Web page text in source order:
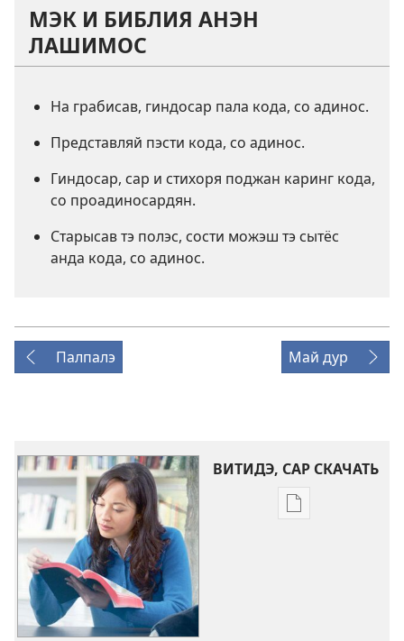
МЭК И БИБЛИЯ АНЭН
ЛАШИМОС
На грабисав, гиндосар пала кода, со адинос.
Представляй пэсти кода, со адинос.
Гиндосар, сар и стихоря поджан каринг кода,
со проадиносардян.
Старысав тэ полэс, сости можэш тэ сытёс
анда кода, со адинос.
Палпалэ Май дур
ВИТИДЭ, САР СКАЧАТЬ
Скачай